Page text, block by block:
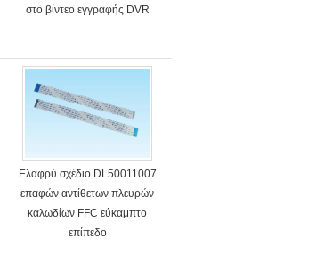
στο βίντεο εγγραφής DVR
Ελαφρύ σχέδιο DL50011007
επαφών αντίθετων πλευρών
καλωδίων FFC εύκαμπτο
επίπεδο